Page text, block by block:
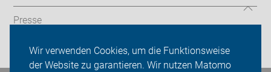
Wir verwenden Cookies, um die Funktionsweise
der Website zu garantieren. Wir nutzen Matomo
Presse
Login